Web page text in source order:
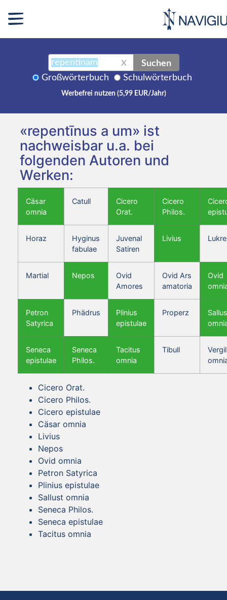
X Suchen
Großwörterbuch Schulwörterbuch
Werbefrei nutzen (5,99 EUR/Jahr)
«repentīnus a um» ist
nachweisbar u.a. bei
folgenden Autoren und
Werken:
Cäsar
omnia
Catull
Cicero
Orat.
Cicero
Philos.
Horaz
Hyginus
fabulae
Juvenal
Satiren
Livius
Martial Nepos
Ovid
Amores
Ovid Ars
amatoria
Ovid
Petron
Satyrica
Phädrus
Plinius
epistulae
Properz
Seneca
epistulae
Seneca
Philos.
Tacitus
omnia
Tibull
Vergil
Cicero Orat.
Cicero Philos.
Cicero epistulae
Cäsar omnia
Livius
Nepos
Ovid omnia
Petron Satyrica
Plinius epistulae
Sallust omnia
Seneca Philos.
Seneca epistulae
Tacitus omnia